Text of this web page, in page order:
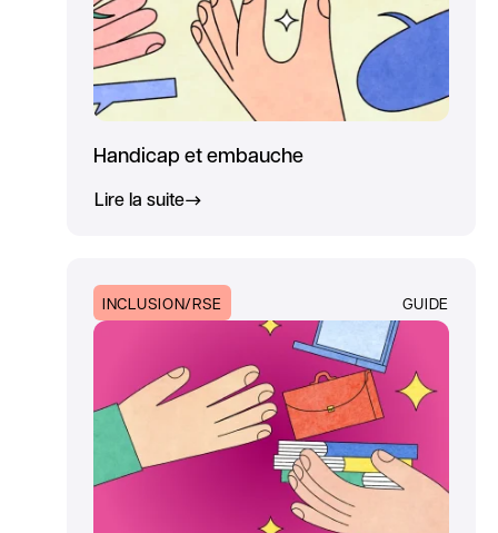
Handicap et embauche
Lire la suite
INCLUSION/RSE GUIDE